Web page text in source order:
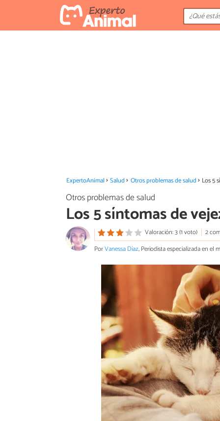
ExpertoAnimal Salud Otros problemas de salud Los 5
Otros problemas de salud
Los 5 síntomas de
Valoración: 3 (1 voto)
2
PorVanessa Díaz, Periodista especializada en el